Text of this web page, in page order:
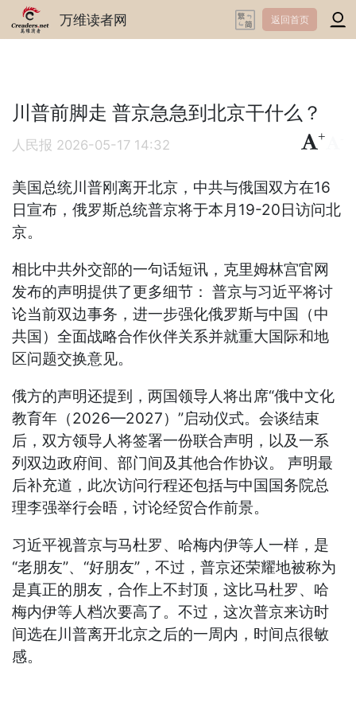
万维读者网 返回首页
川普前脚走 普京急急到北京干什么？
人民报 2026-05-17 14:32
+
美国总统川普刚离开北京，中共与俄国双方在16
日宣布，俄罗斯总统普京将于本月19-20日访问北
京。
相比中共外交部的一句话短讯，克里姆林宫官网
发布的声明提供了更多细节： 普京与习近平将讨
论当前双边事务，进一步强化俄罗斯与中国（中
共国）全面战略合作伙伴关系并就重大国际和地
区问题交换意见。
俄方的声明还提到，两国领导人将出席“俄中文化
教育年（2026—2027）”启动仪式。会谈结束
后，双方领导人将签署一份联合声明，以及一系
列双边政府间、部门间及其他合作协议。 声明最
后补充道，此次访问行程还包括与中国国务院总
理李强举行会晤，讨论经贸合作前景。
习近平视普京与马杜罗、哈梅内伊等人一样，是
“老朋友”、“好朋友”，不过，普京还荣耀地被称为
是真正的朋友，合作上不封顶，这比马杜罗、哈
梅内伊等人档次要高了。不过，这次普京来访时
间选在川普离开北京之后的一周内，时间点很敏
感。